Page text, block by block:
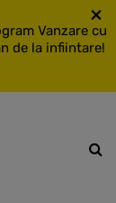
Vanzare cu
de la infiintare!
×